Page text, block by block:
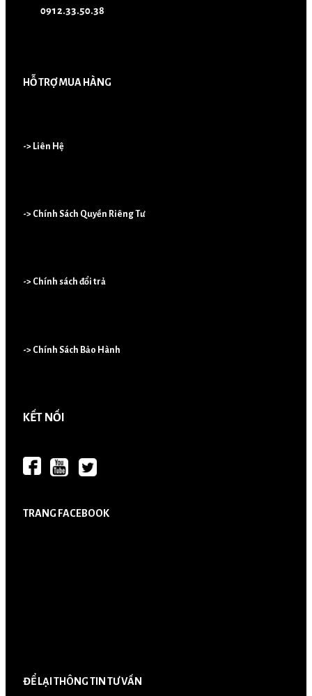
0912.33.50.38
HỖ TRỢ MUA HÀNG
-> Liên Hệ
-> Chính Sách Quyền Riêng Tư
-> Chính sách đổi trả
-> Chính Sách Bảo Hành
KẾT NỐI
TRANG FACEBOOK
ĐỂ LẠI THÔNG TIN TƯ VẤN